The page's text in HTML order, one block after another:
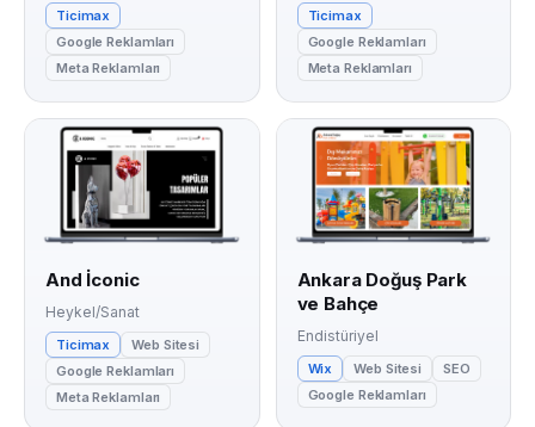
Ticimax
Google Reklamları
Meta Reklamları
Ticimax
Google Reklamları
Meta Reklamları
And İconic
Heykel/Sanat
Ticimax
Web Sitesi
Google Reklamları
Meta Reklamları
Ankara Doğuş Park
ve Bahçe
Endistüriyel
Wix Web Sitesi
SEO
Google Reklamları